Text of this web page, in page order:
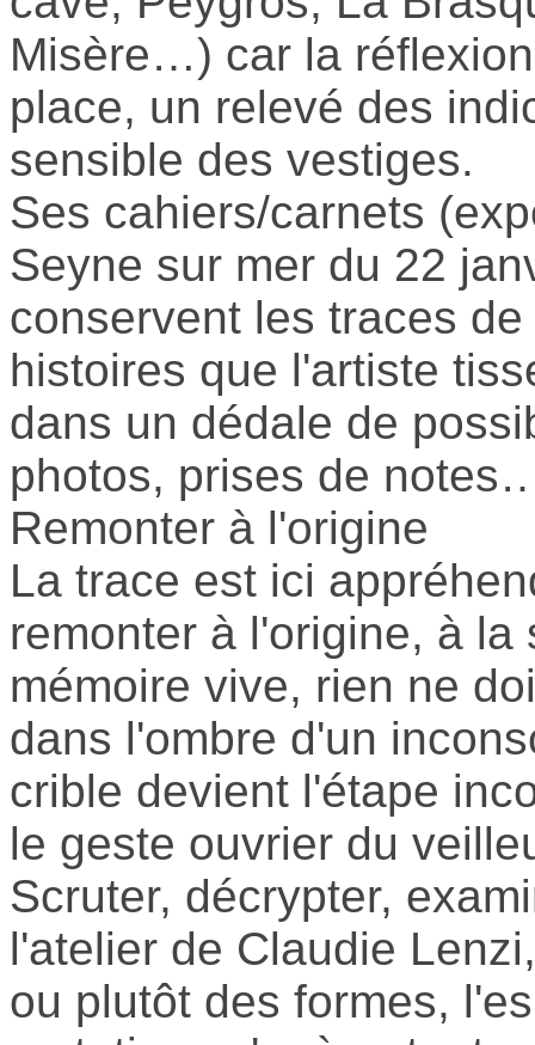
Misère…) car la
place, un relevé des
sensible des vestiges.
Ses cahiers/carnets
Seyne sur mer du 22
conservent les traces
histoires que l'artiste
dans un dédale de
photos, prises de
Remonter à l'origine
La trace est ici
remonter à l'origine, à
mémoire vive, rien ne
dans l'ombre d'un
crible devient l'étape
le geste ouvrier du
Scruter, décrypter,
l'atelier de Claudie
ou plutôt des formes,